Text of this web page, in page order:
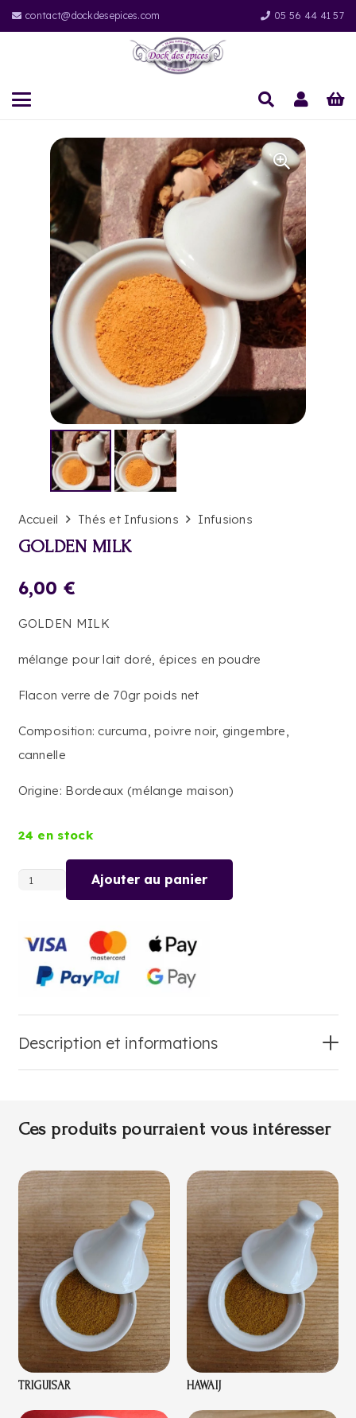
contact@dockdesepices.com 05 56 44 41 57
Accueil Thés et Infusions Infusions
GOLDEN MILK
6,00 €
GOLDEN MILK
mélange pour lait doré, épices en poudre
Flacon verre de 70gr poids net
Composition: curcuma, poivre noir, gingembre,
cannelle
Origine: Bordeaux (mélange maison)
24 en stock
quantité
MILK
Ajouter au panier
Description et informations
Ces produits pourraient vous intéresser
TRIGUISAR HAWAIJ